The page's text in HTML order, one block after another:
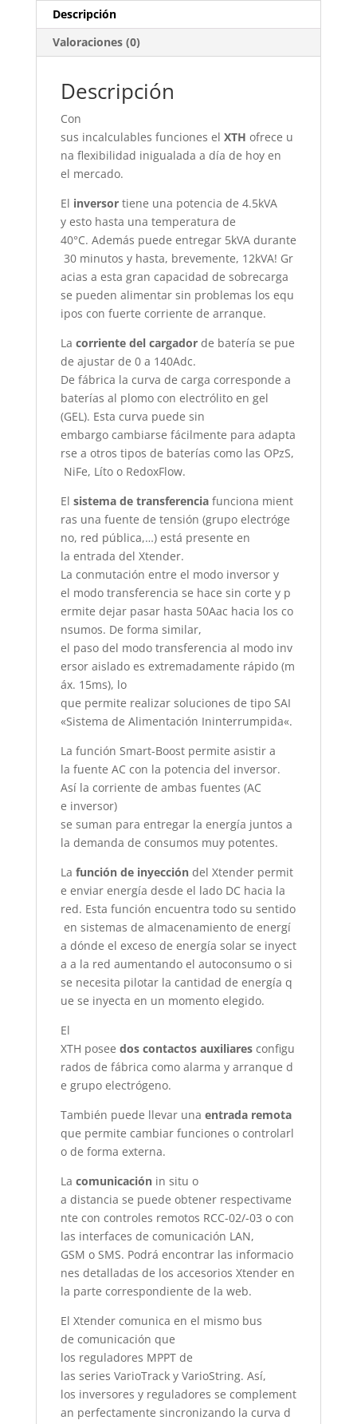
Descripción
Valoraciones (0)
Descripción
Con
sus incalculables funciones el XTH ofrece u
na flexibilidad inigualada a día de hoy en
el mercado.
El inversor tiene una potencia de 4.5kVA
y esto hasta una temperatura de
40°C. Además puede entregar 5kVA durante
30 minutos y hasta, brevemente, 12kVA! Gr
acias a esta gran capacidad de sobrecarga
se pueden alimentarsin problemas los equ
ipos con fuerte corriente de arranque.
La corrientedel cargadorde batería se pue
de ajustarde 0 a 140Adc.
De fábrica la curva de carga corresponde a
baterías al plomocon electrólitoen gel
(GEL). Esta curva puede sin
embargo cambiarse fácilmente para adapta
rse a otros tipos de baterías comolas OPzS,
NiFe, Lítoo RedoxFlow.
El sistemade transferencia funciona mient
ras una fuente de tensión (grupo electróge
no, red pública,…) está presente en
la entrada del Xtender.
La conmutación entre el modo inversory
el modo transferencia se hace sin corte y p
ermite dejar pasar hasta 50Aac hacia los co
nsumos. De forma similar,
el pasodel modo transferencia al modo inv
ersor aisladoes extremadamente rápido(m
áx. 15ms), lo
que permite realizar soluciones de tipoSAI
«Sistema de Alimentación Ininterrumpida«.
La función Smart-Boost permite asistira
la fuente AC con la potencia del inversor.
Así la corriente de ambas fuentes (AC
e inversor)
se suman para entregarla energía juntos a
la demanda de consumos muy potentes.
La funciónde inyeccióndel Xtender permit
e enviar energía desde el ladoDC hacia la
red. Esta función encuentra todosu sentido
en sistemas de almacenamientode energí
a dónde el excesode energía solarse inyect
a a la red aumentandoel autoconsumoo si
se necesita pilotarla cantidad de energía q
ue se inyecta en un momento elegido.
El
XTH posee dos contactos auxiliares configu
rados de fábrica como alarma y arranque d
e grupo electrógeno.
También puede llevaruna entrada remota
que permite cambiar funciones o controlarl
ode forma externa.
La comunicaciónin situ o
a distancia se puede obtener respectivame
nte con controles remotos RCC-02/-03 o con
las interfaces de comunicación LAN,
GSM o SMS. Podrá encontrarlas informacio
nes detalladas de los accesorios Xtenderen
la parte correspondiente de la web.
El Xtender comunica en el mismobus
de comunicación que
los reguladores MPPTde
las series VarioTracky VarioString. Así,
los inversores y reguladores se complement
an perfectamente sincronizandola curva d